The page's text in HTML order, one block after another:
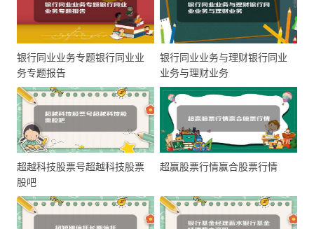
银行同业业务专题银行同业业
务专题报告
银行同业业务与理财银行同业
业务与理财业务
超越科技股票号超越科技股票
股吧
超赢股票行情赢合股票行情